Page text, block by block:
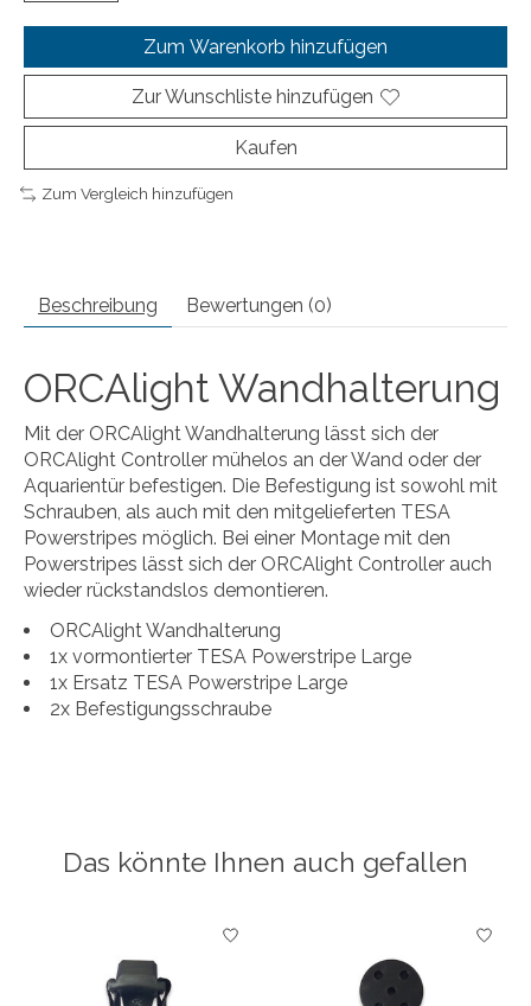
Zum Warenkorb hinzufügen
Zur Wunschliste hinzufügen
Kaufen
Zum Vergleich hinzufügen
Beschreibung Bewertungen (0)
ORCAlight Wandhalterung
Mit der ORCAlight Wandhalterung lässt sich der
ORCAlight Controller mühelos an der Wand oder der
Aquarientür befestigen. Die Befestigung ist sowohl mit
Schrauben, als auch mit den mitgelieferten TESA
Powerstripes möglich. Bei einer Montage mit den
Powerstripes lässt sich der ORCAlight Controller auch
wieder rückstandslos demontieren.
ORCAlight Wandhalterung
1x vormontierter TESA Powerstripe Large
1x Ersatz TESA Powerstripe Large
2x Befestigungsschraube
Das könnte Ihnen auch gefallen
Produkt-Karussell-Artikel